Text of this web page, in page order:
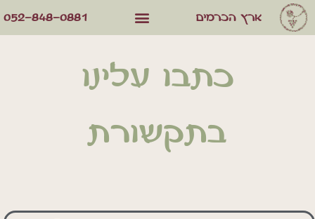
ארץ הכרמים 052-848-0881
כתבו עלינו
בתקשורת